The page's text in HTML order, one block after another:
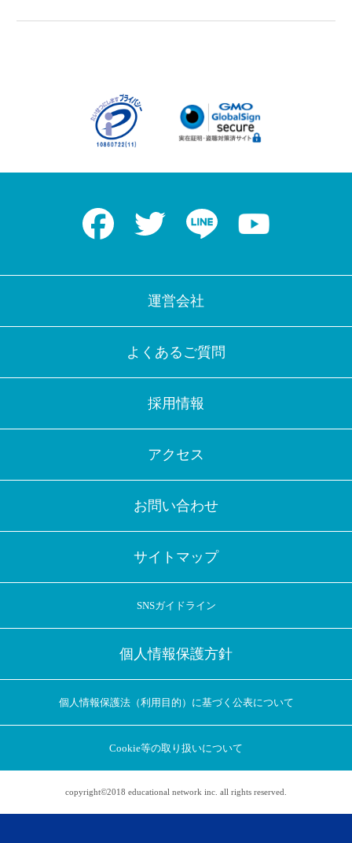
アプリに切り替えてみませんか
Facebook Twitter LINE
運営会社
よくあるご質問
採用情報
アクセス
お問い合わせ
サイトマップ
SNSガイドライン
個人情報保護方針
個人情報保護法（利用目的）に基づく公表について
Cookie等の取り扱いについて
copyright©2018 educational network inc. all rights reserved.